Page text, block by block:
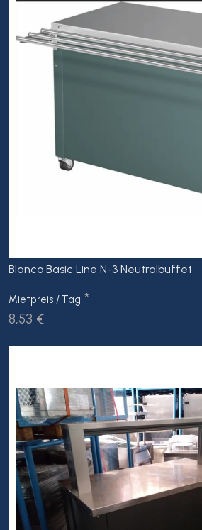
Blanco Basic Line N-3 Neutralbuffet
Mietpreis / Tag *
8,53 €